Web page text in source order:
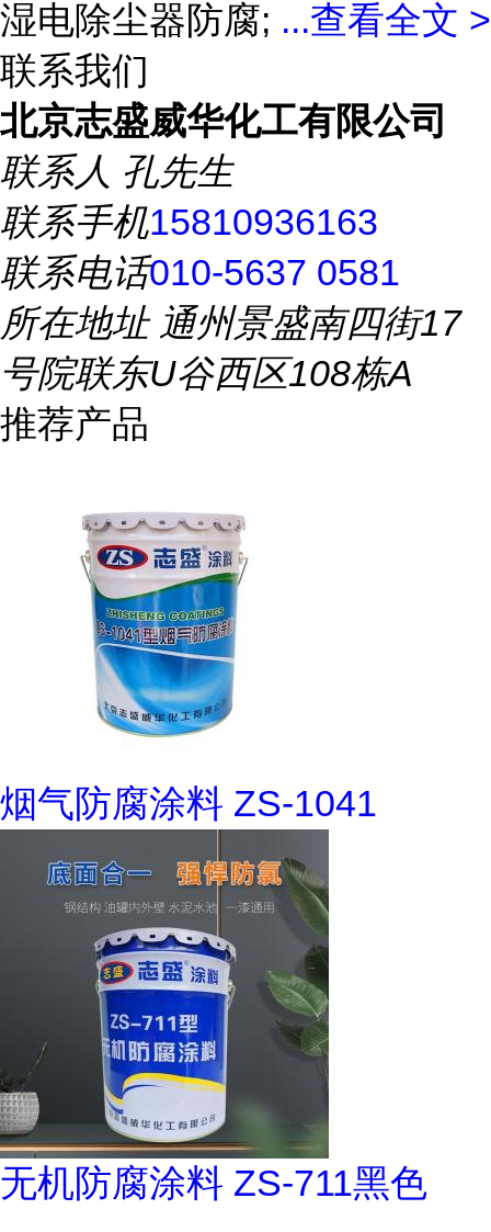
湿电除尘器防腐; ...查看全文 >
联系我们
北京志盛威华化工有限公司
联系人 孔先生
联系手机15810936163
联系电话010-5637 0581
所在地址通州景盛南四街17
号院联东U谷西区108栋A
推荐产品
烟气防腐涂料 ZS-1041
无机防腐涂料 ZS-711黑色